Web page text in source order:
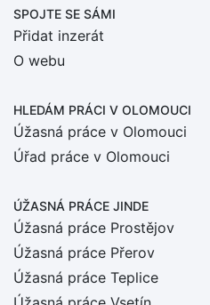
SPOJTE SE SÁMI
Přidat inzerát
O webu
HLEDÁM PRÁCI V OLOMOUCI
Úžasná práce v Olomouci
Úřad práce v Olomouci
ÚŽASNÁ PRÁCE JINDE
Úžasná práce Prostějov
Úžasná práce Přerov
Úžasná práce Teplice